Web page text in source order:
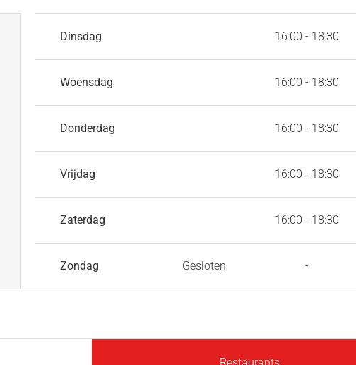
Dinsdag 16:00 - 18:30
Woensdag 16:00 - 18:30
Donderdag 16:00 - 18:30
Vrijdag 16:00 - 18:30
Zaterdag 16:00 - 18:30
Zondag Gesloten -